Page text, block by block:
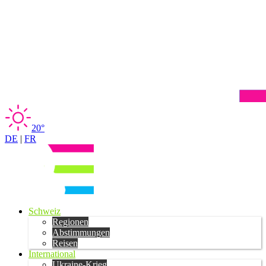
20°
DE | FR
Schweiz
Regionen
Abstimmungen
Reisen
International